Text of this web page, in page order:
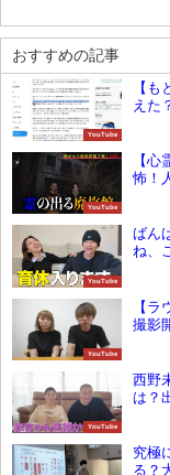
おすすめの記事
YouTube
【
えた
YouTube
【
怖！
YouTube
ばん
ね、
YouTube
【
撮影
YouTube
西野
は？
究極
る？